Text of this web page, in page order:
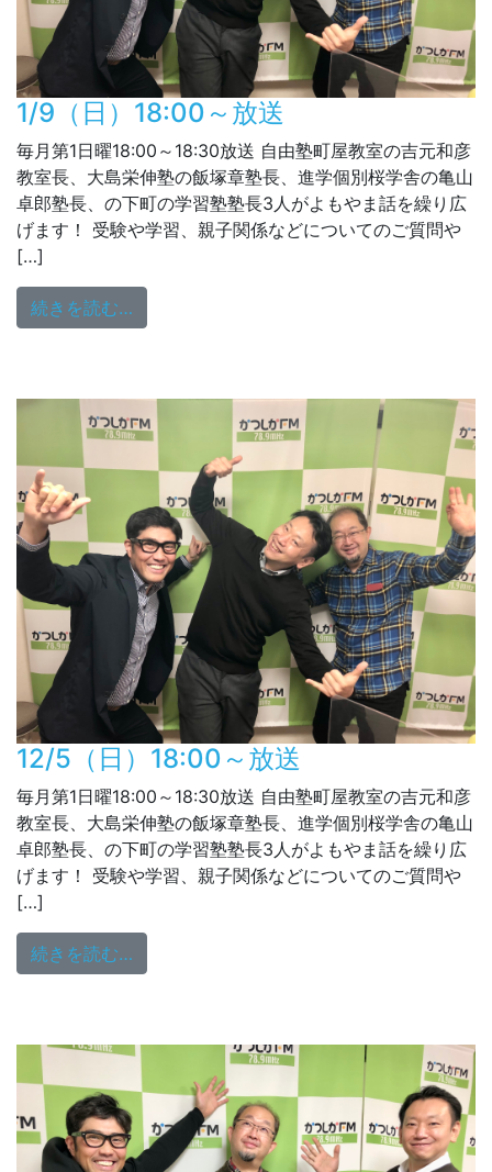
1/9（日）18:00～放送
毎月第1日曜18:00～18:30放送 自由塾町屋教室の吉元和彦
教室長、大島栄伸塾の飯塚章塾長、進学個別桜学舎の亀山
卓郎塾長、の下町の学習塾塾長3人がよもやま話を繰り広
げます！ 受験や学習、親子関係などについてのご質問や
[…]
続きを読む…
12/5（日）18:00～放送
毎月第1日曜18:00～18:30放送 自由塾町屋教室の吉元和彦
教室長、大島栄伸塾の飯塚章塾長、進学個別桜学舎の亀山
卓郎塾長、の下町の学習塾塾長3人がよもやま話を繰り広
げます！ 受験や学習、親子関係などについてのご質問や
[…]
続きを読む…